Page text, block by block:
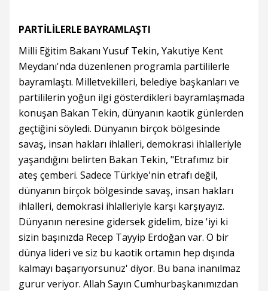
PARTİLİLERLE BAYRAMLAŞTI
Milli Eğitim Bakanı Yusuf Tekin, Yakutiye Kent
Meydanı'nda düzenlenen programla partililerle
bayramlaştı. Milletvekilleri, belediye başkanları ve
partililerin yoğun ilgi gösterdikleri bayramlaşmada
konuşan Bakan Tekin, dünyanın kaotik günlerden
geçtiğini söyledi. Dünyanın birçok bölgesinde
savaş, insan hakları ihlalleri, demokrasi ihlalleriyle
yaşandığını belirten Bakan Tekin, "Etrafımız bir
ateş çemberi. Sadece Türkiye'nin etrafı değil,
dünyanın birçok bölgesinde savaş, insan hakları
ihlalleri, demokrasi ihlalleriyle karşı karşıyayız.
Dünyanın neresine gidersek gidelim, bize 'iyi ki
sizin başınızda Recep Tayyip Erdoğan var. O bir
dünya lideri ve siz bu kaotik ortamın hep dışında
kalmayı başarıyorsunuz' diyor. Bu bana inanılmaz
gurur veriyor. Allah Sayın Cumhurbaşkanımızdan